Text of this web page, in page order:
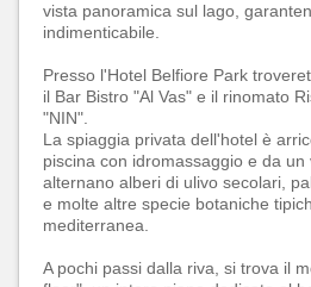
vista panoramica sul lago,
indimenticabile.
Presso l'Hotel Belfiore Park
il Bar Bistro "Al Vas" e il rinomato
"NIN".
La spiaggia privata dell'hotel è
piscina con idromassaggio e da
alternano alberi di ulivo secolari,
e molte altre specie botaniche
mediterranea.
A pochi passi dalla riva, si trova il